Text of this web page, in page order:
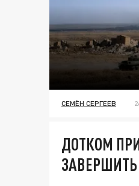
СЕМЁН СЕРГЕЕВ
ДОТКОМ